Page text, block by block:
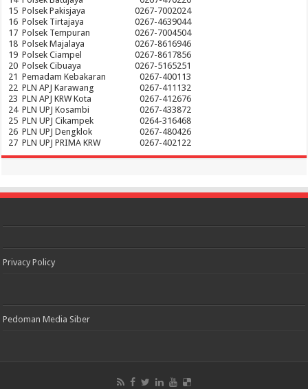
15 Polsek Pakisjaya
0267-7002024
16 Polsek Tirtajaya
0267-4639044
17 Polsek Tempuran
0267-7004504
18 Polsek Majalaya
0267-8616946
19 Polsek Ciampel
0267-8617856
20 Polsek Cibuaya
0267-5165251
21 Pemadam Kebakaran
0267-400113
22 PLN APJ Karawang
0267-411132
23 PLN APJ KRW Kota
0267-412676
24 PLN UPJ Kosambi
0267-433872
25 PLN UPJ Cikampek
0264-316468
26 PLN UPJ Dengklok
0267-480426
27 PLN UPJ PRIMA KRW 0267-402122
Privacy Policy
Pedoman Media Siber